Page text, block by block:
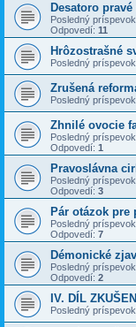
Desatoro
Posledný
Odpovedí: 11
Hrôzostrašné
Posledný
Zrušená
Posledný
Zhnilé ovocie
Posledný
Odpovedí: 1
Pravoslávna
Posledný
Odpovedí: 3
Pár otázok
Posledný
Odpovedí: 7
Démonické
Posledný
Odpovedí: 2
IV. DÍL
Posledný